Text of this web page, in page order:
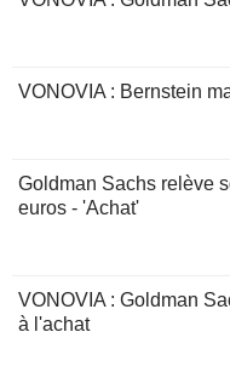
VONOVIA : Bernstein
Goldman Sachs relève
euros - 'Achat'
VONOVIA : Goldman
à l'achat